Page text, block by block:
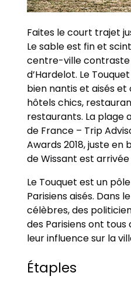
Faites le court trajet
Le sable est fin et
centre-ville
d’Hardelot. Le
bien nantis et aisés
hôtels chics,
restaurants. La plage
de France – Trip
Awards 2018, juste en
de Wissant est arrivée
Le Touquet est un
Parisiens aisés. Dans
célèbres, des
des Parisiens ont
leur influence sur la
Étaples